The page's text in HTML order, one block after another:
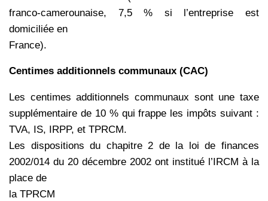
franco-camerounaise, 7,5 % si l’entreprise est
domiciliée en
France).
Centimes additionnels communaux (CAC)
Les centimes additionnels communaux sont une taxe
supplémentaire de 10 % qui frappe les impôts suivant :
TVA,
IS, IRPP, et TPRCM.
Les dispositions du chapitre 2 de la loi de finances
2002/014 du 20 décembre 2002 ont institué l’IRCM à la
place de
la TPRCM